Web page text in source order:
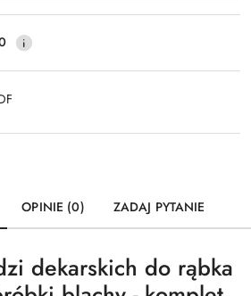
OPINIE (0) ZADAJ PYTANIE
dekarskich do rąbka